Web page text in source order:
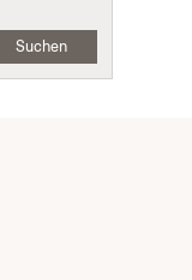
Suchen